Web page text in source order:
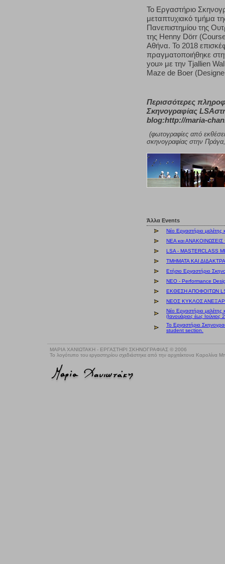
Το Εργαστήριο
μεταπτυχιακό τμήμα
Πανεπιστημίου της
της Henny Dörr
Αθήνα. Το 2018
πραγματοποιήθηκε
you» με την Tjallien
Maze de Boer
Περισσότερες
Σκηνογραφίας
blog:http://maria-
(φωτογραφίες από
σκηνογραφίας στην
Άλλα Events
Νέο Εργαστήριο
ΝΕΑ και
LSA -
ΤΜΗΜΑΤΑ ΚΑΙ
Ετήσιο Εργαστήριο
NEO - Performance
ΕΚΘΕΣΗ ΑΠΟΦΟΙΤΩΝ
ΝΕΟΣ ΚΥΚΛΟΣ
Νέο Εργαστήριο
(Ιανουάριος έως Ιούνιος
Το Εργαστήριο
student section.
ΜΑΡΙΑ ΧΑΝΙΩΤΑΚΗ - ΕΡΓΑΣΤΗΡΙ ΣΚΗΝΟΓΡΑΦΙΑΣ © 2006
Το λογότυπο του εργαστηρίου σχεδιάστηκε από την αρχιτέκτονα Καρολίνα